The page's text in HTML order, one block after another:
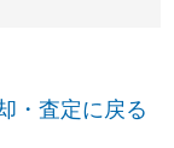
・査定に戻る